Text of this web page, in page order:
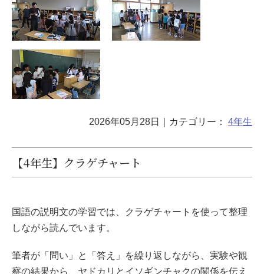
2026年05月28日 ｜カテゴリー： 4年生
【4年生】クラゲチャート
国語の説明文の学習では、クラゲチャートを使って整理
しながら読んでいます。
筆者が「問い」と「答え」を繰り返しながら、実験や観
察の結果から、ヤドカリとイソギンチャクの関係を伝え